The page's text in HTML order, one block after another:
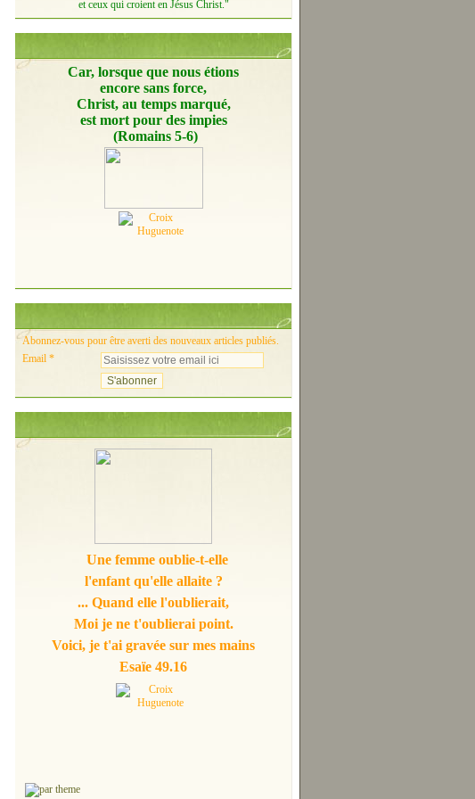
et ceux qui croient en Jésus Christ."
Car, lorsque que nous étions
encore sans force,
Christ, au temps marqué,
est mort pour des impies
(Romains 5-6)
Abonnez-vous pour être averti des nouveaux articles publiés.
Email
Une femme oublie-t-elle
l'enfant qu'elle allaite ?
... Quand elle l'oublierait,
Moi je ne t'oublierai point.
Voici, je t'ai gravée sur mes mains
Esaïe 49.16